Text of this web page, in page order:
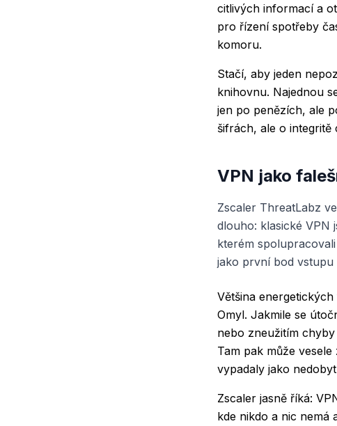
citlivých informací a
pro řízení spotřeby
komoru.
Stačí, aby jeden
knihovnu. Najednou
jen po penězích, ale
šifrách, ale o integritě
VPN jako
Zscaler ThreatLabz
dlouho: klasické VPN
kterém
jako první bod
Většina
Omyl. Jakmile se
nebo zneužitím
Tam pak může
vypadaly jako
Zscaler jasně říká:
kde nikdo a nic nemá